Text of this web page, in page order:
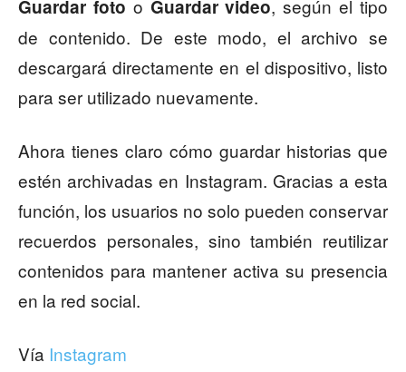
Guardar foto o Guardar video, según el tipo
de contenido. De este modo, el archivo se
descargará directamente en el dispositivo, listo
para ser utilizado nuevamente.
Ahora tienes claro cómo guardar historias que
estén archivadas en Instagram. Gracias a esta
función, los usuarios no solo pueden conservar
recuerdos personales, sino también reutilizar
contenidos para mantener activa su presencia
en la red social.
Vía Instagram